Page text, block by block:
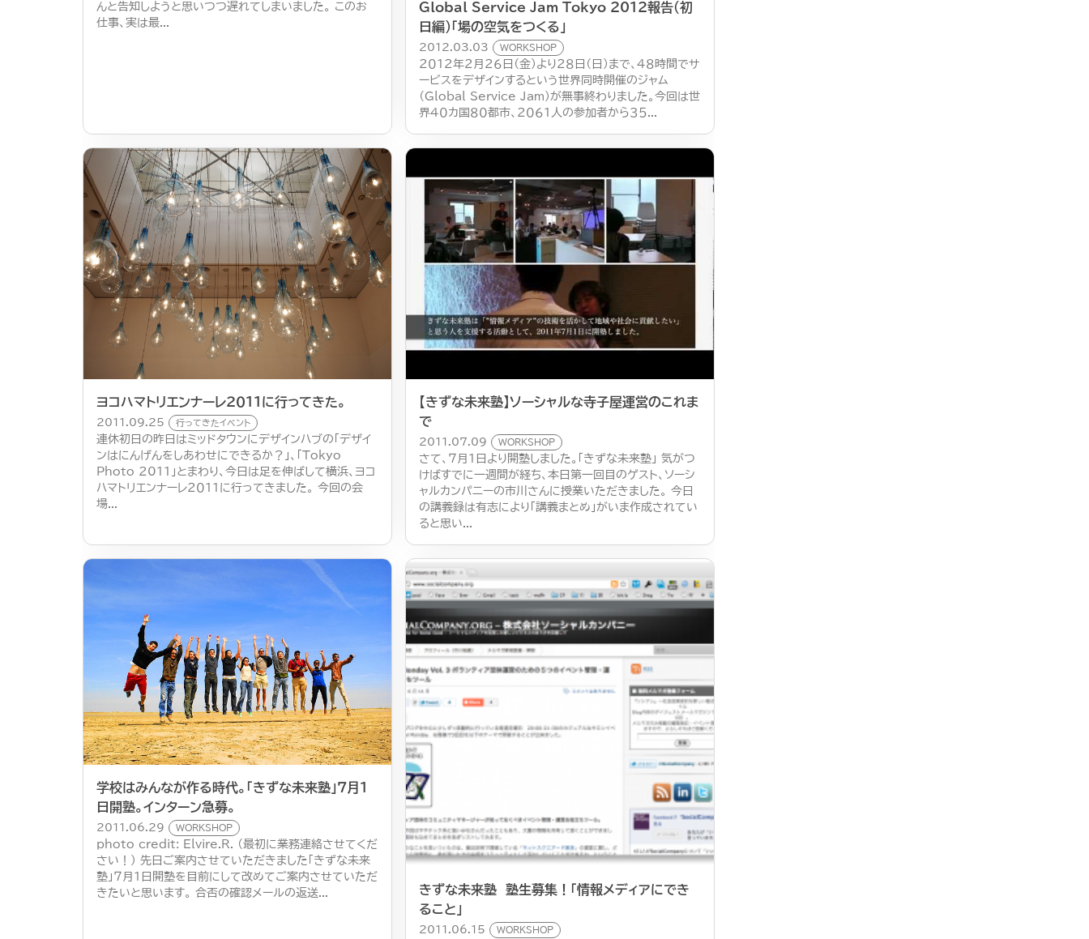
んと告知しようと思いつつ遅れてしまいました。 このお
仕事、実は最...
Global Service Jam Tokyo 2012報告（初
日編）「場の空気をつくる」
2012.03.03 WORKSHOP
２０１２年２月２６日（金）より２８日（日）まで、４８時間でサ
ービスをデザインするという世界同時開催のジャム
（Global Service Jam）が無事終わりました。今回は世
界４０カ国８０都市、２０６１人の参加者から３５...
ヨコハマトリエンナーレ２０１１に行ってきた。
2011.09.25 行ってきたイベント
連休初日の昨日はミッドタウンにデザインハブの「デザイ
ンはにんげんをしあわせにできるか？」、「Tokyo
Photo 2011」とまわり、今日は足を伸ばして横浜、ヨコ
ハマトリエンナーレ２０１１に行ってきました。 今回の会
場...
【きずな未来塾】ソーシャルな寺子屋運営のこれま
で
2011.07.09 WORKSHOP
さて、７月１日より開塾しました。「きずな未来塾」 気がつ
けばすでに一週間が経ち、本日第一回目のゲスト、ソーシ
ャルカンパニーの市川さんに授業いただきました。 今日
の講義録は有志により「講義まとめ」がいま作成されてい
ると思い...
学校はみんなが作る時代。「きずな未来塾」７月１
日開塾。インターン急募。
2011.06.29 WORKSHOP
photo credit: Elvire.R. （最初に業務連絡させてくだ
さい！） 先日ご案内させていただきました「きずな未来
塾」７月１日開塾を目前にして改めてご案内させていただ
きたいと思います。 合否の確認メールの返送...
きずな未来塾 塾生募集！「情報メディアにでき
ること」
2011.06.15 WORKSHOP